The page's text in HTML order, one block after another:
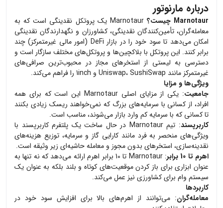
درباره مارنوتور
Marnotaur چیست؟
Marnotaur یک پروتکل نقدینگی است که به
معامله‌گران، تأمین‌کنندگان نقدینگی، کشاورزان و نگهدارندگان نقدینگی
امکان می‌دهد تا سود خود را در بازار DeFi (امور مالی غیرمتمرکز) چند
برابر کنند. این پروتکل با بلاکچین‌ها و پروتکل‌های مختلف سازگار است و
دسترسی به لیستی از استخرهای مجاز در محبوب‌ترین صرافی‌های
غیرمتمرکز مانند Uniswap، SushiSwap و 1inch را فراهم می‌کند.
ویژگی‌ها و مزایا
جامعیت
: یکی از مزایای اصلی Marnotaur این است که برای همه
افراد، از کسانی با سرمایه‌های بزرگ که نمی‌خواهند ریسک زیادی بکنند
تا کسانی که با سرمایه کم وارد بازار می‌شوند، مناسب است.
کاربرپسند
: تیم Marnotaur در حال ساخت یک پلتفرم کاربرپسند با
ویژگی‌های منحصر به فرد مانند کارایی گاز و سرمایه، توزیع هزینه‌های
نقدینه‌سازی، استخرهای بدون مجوز و معامله حاشیه‌ای زیر وثیقه است.
اهرم تا 10 برابر
: Marnotaur تا 10 برابر اهرم ارائه می‌دهد که نه تنها به
عنوان ابزاری برای باز کردن موقعیت‌های کوتاه و بلند بلکه به عنوان یک
سیستم وام برای کشاورزی نیز عمل می‌کند.
کاربردها
معامله‌گران: می‌توانند از اهرم‌های بالا برای افزایش سود خود در